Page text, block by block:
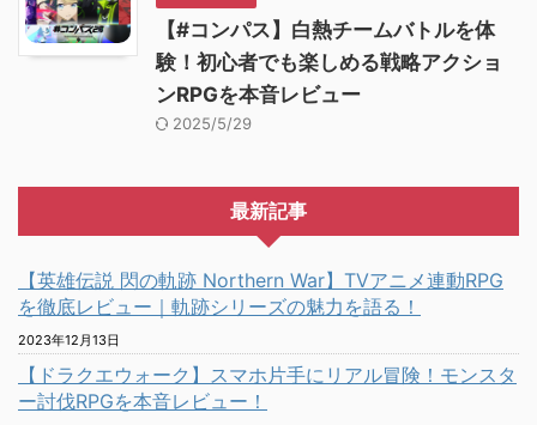
【#コンパス】白熱チームバトルを体
験！初心者でも楽しめる戦略アクショ
ンRPGを本音レビュー
2025/5/29
最新記事
【英雄伝説 閃の軌跡 Northern War】TVアニメ連動RPG
を徹底レビュー｜軌跡シリーズの魅力を語る！
2023年12月13日
【ドラクエウォーク】スマホ片手にリアル冒険！モンスタ
ー討伐RPGを本音レビュー！